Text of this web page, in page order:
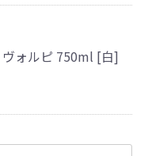
ヴォルピ 750ml [白]